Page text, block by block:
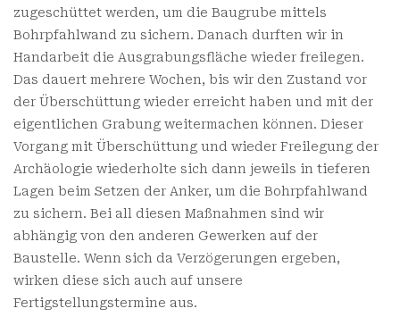
zugeschüttet werden, um die Baugrube mittels
Bohrpfahlwand zu sichern. Danach durften wir in
Handarbeit die Ausgrabungsfläche wieder freilegen.
Das dauert mehrere Wochen, bis wir den Zustand vor
der Überschüttung wieder erreicht haben und mit der
eigentlichen Grabung weitermachen können. Dieser
Vorgang mit Überschüttung und wieder Freilegung der
Archäologie wiederholte sich dann jeweils in tieferen
Lagen beim Setzen der Anker, um die Bohrpfahlwand
zu sichern. Bei all diesen Maßnahmen sind wir
abhängig von den anderen Gewerken auf der
Baustelle. Wenn sich da Verzögerungen ergeben,
wirken diese sich auch auf unsere
Fertigstellungstermine aus.